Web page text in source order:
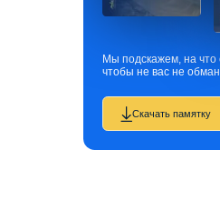
Мы подскажем, на что
чтобы не вас не
Скачать памятку